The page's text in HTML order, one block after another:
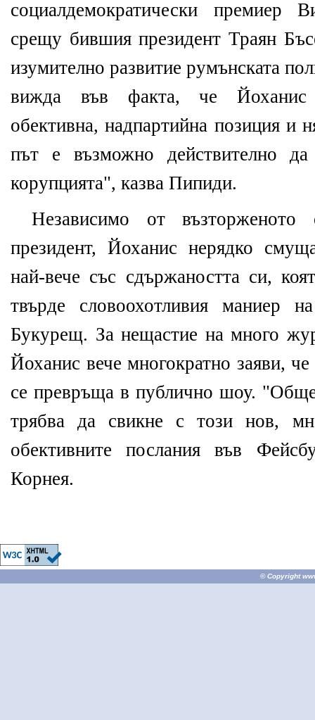
социалдемократически премиер
срещу бившия президент Траян
изумително развитие румънската
вижда във факта, че Йоханис
обективна, надпартийна позиция и
път е възможно действително
корупцията", казва Пипиди.
Независимо от
президент, Йоханис нерядко
най-вече със сдържаността си,
твърде словоохотливия маниер
Букурещ. За нещастие на много
Йоханис вече многократно заяви,
се превръща в публично шоу.
трябва да свикне с този нов,
обективните послания във
Корнея.
© Copyright